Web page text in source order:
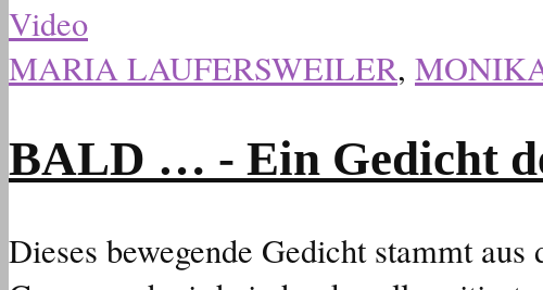
Video
MARIA LAUFERSWEILER,
BALD … - Ein Gedicht
Dieses bewegende Gedicht stammt